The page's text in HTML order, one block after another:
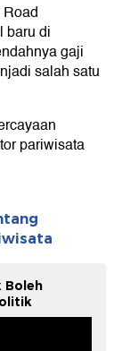
baru di
gaji
salah satu
pariwisata
Boleh